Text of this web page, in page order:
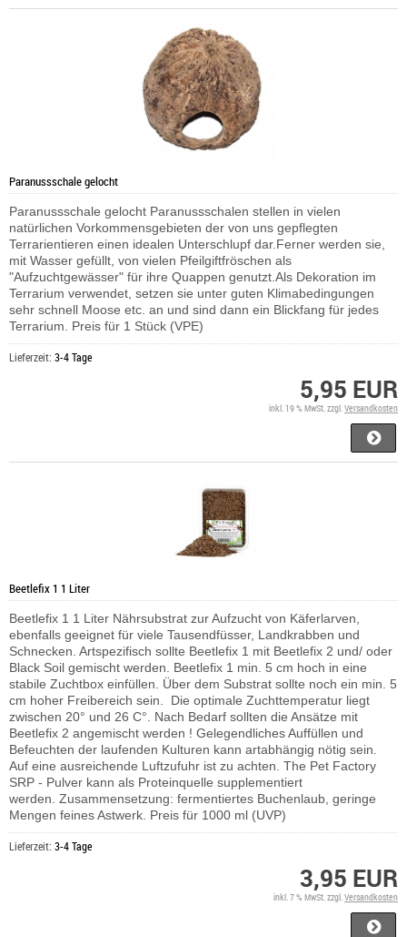
Paranussschale gelocht
Paranussschale gelocht Paranussschalen stellen in vielen
natürlichen Vorkommensgebieten der von uns gepflegten
Terrarientieren einen idealen Unterschlupf dar.Ferner werden sie,
mit Wasser gefüllt, von vielen Pfeilgiftfröschen als
"Aufzuchtgewässer" für ihre Quappen genutzt.Als Dekoration im
Terrarium verwendet, setzen sie unter guten Klimabedingungen
sehr schnell Moose etc. an und sind dann ein Blickfang für jedes
Terrarium. Preis für 1 Stück (VPE)
Lieferzeit: 3-4 Tage
5,95 EUR
inkl. 19 % MwSt. zzgl.Versandkosten
Beetlefix 1 1 Liter
Beetlefix 1 1 Liter Nährsubstrat zur Aufzucht von Käferlarven,
ebenfalls geeignet für viele Tausendfüsser, Landkrabben und
Schnecken. Artspezifisch sollte Beetlefix 1 mit Beetlefix 2 und/ oder
Black Soil gemischt werden. Beetlefix 1 min. 5 cm hoch in eine
stabile Zuchtbox einfüllen. Über dem Substrat sollte noch ein min. 5
cm hoher Freibereich sein. Die optimale Zuchttemperatur liegt
zwischen 20° und 26 C°. Nach Bedarf sollten die Ansätze mit
Beetlefix 2 angemischt werden ! Gelegendliches Auffüllen und
Befeuchten der laufenden Kulturen kann artabhängig nötig sein.
Auf eine ausreichende Luftzufuhr ist zu achten. The Pet Factory
SRP - Pulver kann als Proteinquelle supplementiert
werden. Zusammensetzung: fermentiertes Buchenlaub, geringe
Mengen feines Astwerk. Preis für 1000 ml (UVP)
Lieferzeit: 3-4 Tage
3,95 EUR
inkl. 7 % MwSt. zzgl. Versandkosten